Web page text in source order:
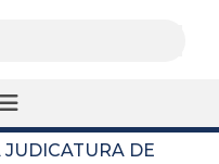
JUDICATURA DE